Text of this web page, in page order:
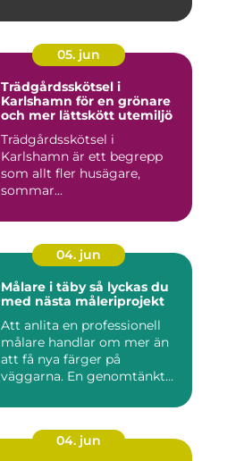
05. jun
Trädgårdsskötsel i
Karlshamn för en grönare
och mer lättskött utemiljö
Trädgårdsskötsel i
Karlshamn är ett begrepp
som allt fler husägare,
sommar...
04. jun
Målare i täby så lyckas du
med nästa måleriprojekt
Att anlita en professionell
målare handlar om mer än
att få nya färger på
väggarna. En genomtänkt
04. jun